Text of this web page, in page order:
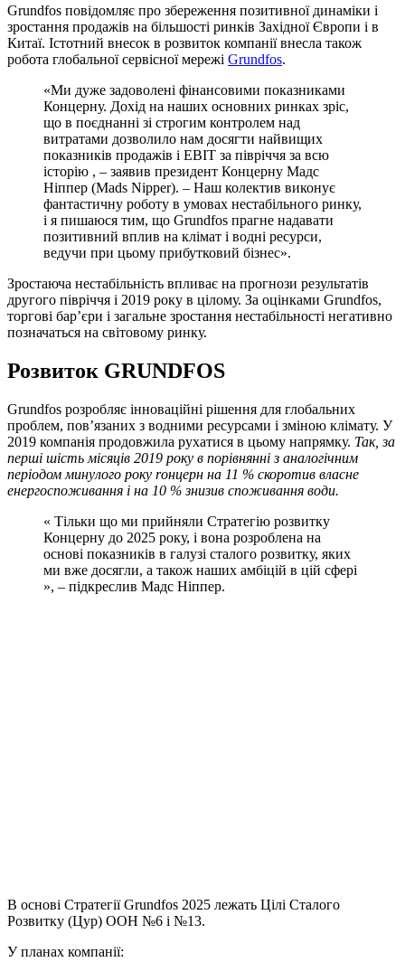
Grundfos повідомляє про збереження позитивної динаміки і
зростання продажів на більшості ринків Західної Європи і в
Китаї. Істотний внесок в розвиток компанії внесла також
робота глобальної сервісної мережі Grundfos.
«Ми дуже задоволені фінансовими показниками
Концерну. Дохід на наших основних ринках зріс,
що в поєднанні зі строгим контролем над
витратами дозволило нам досягти найвищих
показників продажів і EBIT за півріччя за всю
історію , – заявив президент Концерну Мадс
Ніппер (Mads Nipper). – Наш колектив виконує
фантастичну роботу в умовах нестабільного ринку,
і я пишаюся тим, що Grundfos прагне надавати
позитивний вплив на клімат і водні ресурси,
ведучи при цьому прибутковий бізнес».
Зростаюча нестабільність впливає на прогнози результатів
другого півріччя і 2019 року в цілому. За оцінками Grundfos,
торгові бар’єри і загальне зростання нестабільності негативно
позначаться на світовому ринку.
Розвиток GRUNDFOS
Grundfos розробляє інноваційні рішення для глобальних
проблем, пов’язаних з водними ресурсами і зміною клімату. У
2019 компанія продовжила рухатися в цьому напрямку. Так, за
перші шість місяців 2019 року в порівнянні з аналогічним
періодом минулого року rонцерн на 11 % скоротив власне
енергоспоживання і на 10 % знизив споживання води.
« Тільки що ми прийняли Стратегію розвитку
Концерну до 2025 року, і вона розроблена на
основі показників в галузі сталого розвитку, яких
ми вже досягли, а також наших амбіцій в цій сфері
», – підкреслив Мадс Ніппер.
В основі Стратегії Grundfos 2025 лежать Цілі Сталого
Розвитку (Цур) ООН №6 і №13.
У планах компанії: